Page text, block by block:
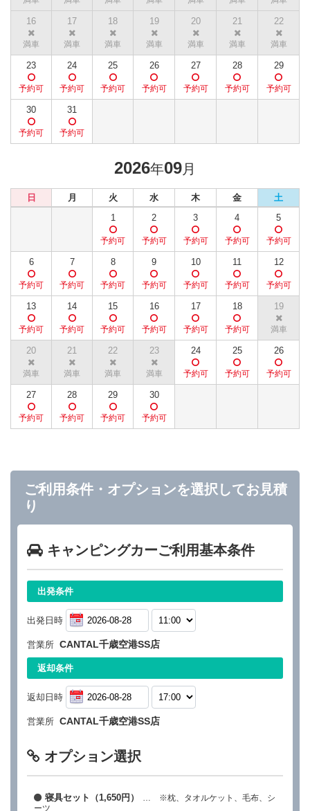
16 17 18 19 20 21 22
23 24 25 26 27 28 29
30 31
2026年09月
日 月 火 水 木 金
土
1
2 3 4 5
6 7 8 9 10 11 12
13 14 15 16 17 18 19
20 21 22 23 24 25 26
27 28 29 30
ご利用条件・オプションを選択してお見積
り
キャンピングカーご利用基本条件
出発条件
出発日時
営業所 CANTAL千歳空港SS店
返却条件
返却日時
営業所 CANTAL千歳空港SS店
オプション選択
寝具セット（1,650円）
… ※枕、タオルケット、毛布、シ
ーツ